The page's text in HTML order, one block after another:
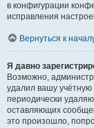
в конфигурации
исправления
Вернуться к
Я давно
Возможно,
удалил вашу учётную
периодически
оставляющих
это произошло,